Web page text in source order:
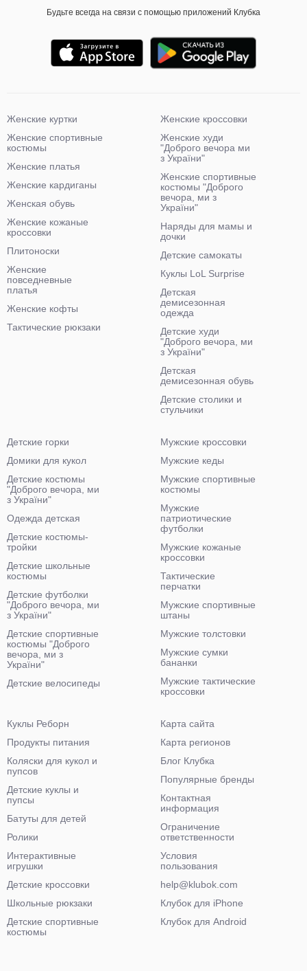
Будьте всегда на связи с помощью приложений Клубка
Женские куртки
Женские спортивные
костюмы
Женские платья
Женские кардиганы
Женская обувь
Женские кожаные
кроссовки
Плитоноски
Женские
повседневные
платья
Женские кофты
Тактические рюкзаки
Женские кроссовки
Женские худи
"Доброго вечора ми
з України"
Женские спортивные
костюмы "Доброго
вечора, ми з
України"
Наряды для мамы и
дочки
Детские самокаты
Куклы LoL Surprise
Детская
демисезонная
одежда
Детские худи
"Доброго вечора, ми
з України"
Детская
демисезонная обувь
Детские столики и
стульчики
Детские горки
Домики для кукол
Детские костюмы
"Доброго вечора, ми
з України"
Одежда детская
Детские костюмы-
тройки
Детские школьные
костюмы
Детские футболки
"Доброго вечора, ми
з України"
Детские спортивные
костюмы "Доброго
вечора, ми з
України"
Детские велосипеды
Мужские кроссовки
Мужские кеды
Мужские спортивные
костюмы
Мужские
патриотические
футболки
Мужские кожаные
кроссовки
Тактические
перчатки
Мужские спортивные
штаны
Мужские толстовки
Мужские сумки
бананки
Мужские тактические
кроссовки
Куклы Реборн
Продукты питания
Коляски для кукол и
пупсов
Детские куклы и
пупсы
Батуты для детей
Ролики
Интерактивные
игрушки
Детские кроссовки
Школьные рюкзаки
Детские спортивные
костюмы
Карта сайта
Карта регионов
Блог Клубка
Популярные бренды
Контактная
информация
Ограничение
ответственности
Условия
пользования
help@klubok.com
Клубок для iPhone
Клубок для Android